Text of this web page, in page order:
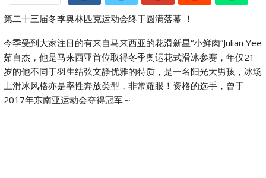
第二十三届冬季奥林匹克运动会终于圆满落幕 ！
今季受到大家注目的有来自马来西亚的花滑新星“小鲜肉”Julian Yee
茹自杰，他是马来西亚首位取得冬季奥运花式滑冰参赛，年仅21
岁的他不同于羽生结弦文静优雅的特质，是一名阳光大男孩，冰场
上滑冰风格亦是率性奔放类型，非常耀眼！资格的选手，曾于
2017年东南亚运动会夺得冠军～